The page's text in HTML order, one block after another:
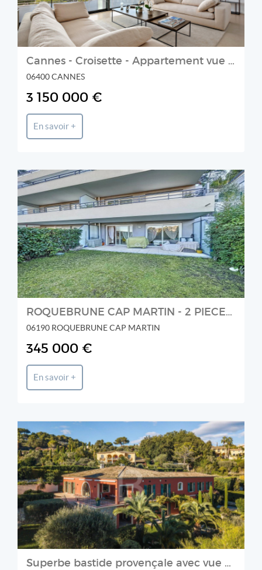
Cannes - Croisette - Appartement vue mer
06400 CANNES
3 150 000 €
En savoir +
Italgest Real Estate
ROQUEBRUNE CAP MARTIN - 2 PIECES - JARDIN - PISCINE
06190 ROQUEBRUNE CAP MARTIN
345 000 €
En savoir +
BLUE SQUARE
Superbe bastide provençale avec vue panoramique à vendre à Mougins